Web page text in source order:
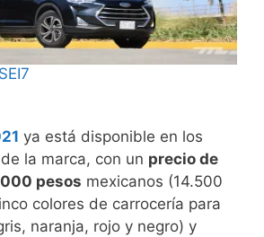
ya está disponible en los
la marca, con un precio de
pesos mexicanos (14.500
colores de carrocería para
naranja, rojo y negro) y